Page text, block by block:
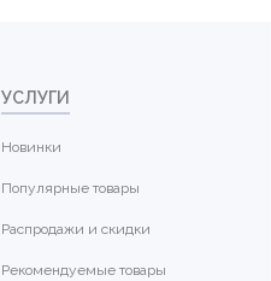
УСЛУГИ
Новинки
Популярные товары
Распродажи и скидки
Рекомендуемые товары